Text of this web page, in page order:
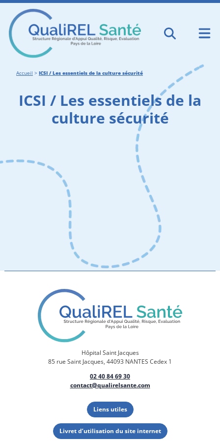
Accueil > ICSI / Les essentiels de la culture sécurité
ICSI / Les essentiels de la
culture sécurité
Hôpital Saint Jacques
85 rue Saint Jacques, 44093 NANTES Cedex 1
02 40 84 69 30
contact@qualirelsante.com
Liens utiles
Livret d’utilisation du site internet